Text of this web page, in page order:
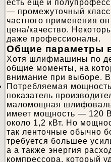
есть еще и
— промежуточный
частного применения
цена/качество.
даже профессионалы.
Общие параметры
Хотя шлифмашины по
общие моменты, на
внимание при выборе.
Потребляемая
показатель
маломощная
имеет мощность — 120
около 1,2 кВт. Но
так ленточные обычно
требуется большее
а а также энергия
компрессора, который